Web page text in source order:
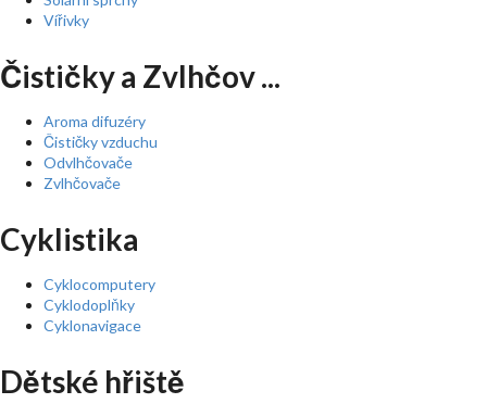
Vířivky
Čističky a Zvlhčov ...
Aroma difuzéry
Čističky vzduchu
Odvlhčovače
Zvlhčovače
Cyklistika
Cyklocomputery
Cyklodoplňky
Cyklonavigace
Dětské hřiště